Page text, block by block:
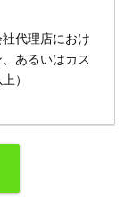
代理店におけ
あるいはカス
）